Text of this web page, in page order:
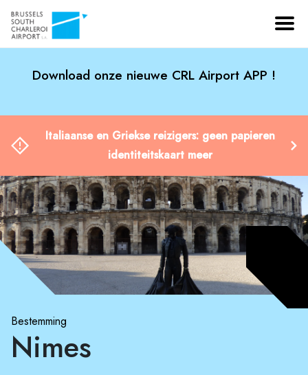
Download onze nieuwe CRL Airport APP !
Italiaanse en Griekse reizigers: geen papieren
identiteitskaart meer
Bestemming
Nimes